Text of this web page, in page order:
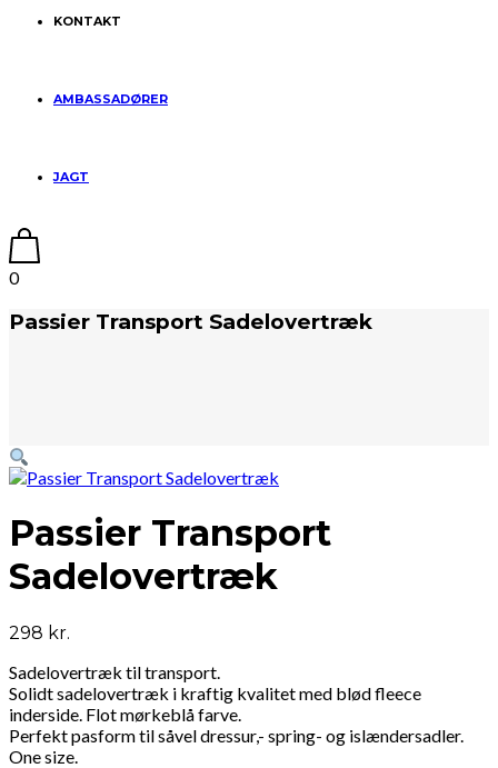
KONTAKT
AMBASSADØRER
JAGT
0
Passier Transport Sadelovertræk
Passier Transport
Sadelovertræk
298 kr.
Sadelovertræk til transport.
Solidt sadelovertræk i kraftig kvalitet med blød fleece
inderside. Flot mørkeblå farve.
Perfekt pasform til såvel dressur,- spring- og islændersadler.
One size.